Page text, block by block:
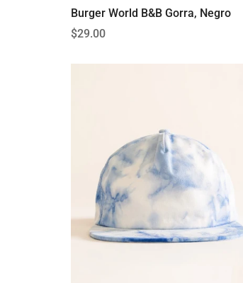
Burger World B&B Gorra, Negro
Precio
$29.00